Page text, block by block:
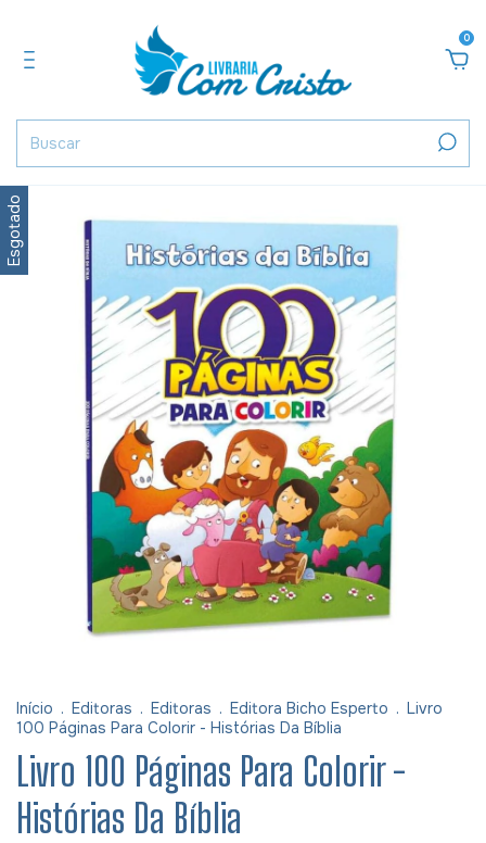
0
Esgotado
Início . Editoras . Editoras . Editora Bicho Esperto . Livro
100 Páginas Para Colorir - Histórias Da Bíblia
Livro 100 Páginas Para Colorir -
Histórias Da Bíblia